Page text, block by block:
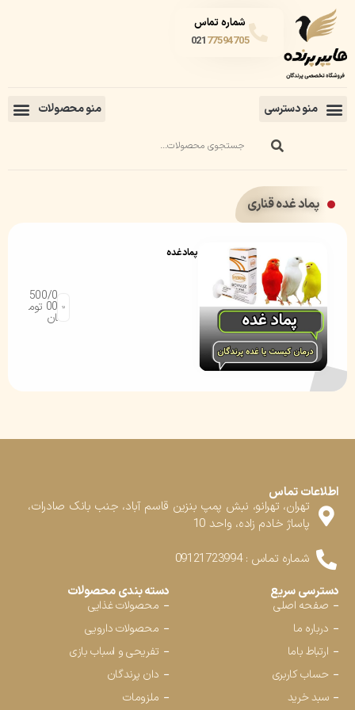
شماره تماس
02177594705
پماد غده قناری
پماد غده
500/0
00 توم
ان
اطلاعات تماس
تهران، تهرانو، نبش پمپ بنزین قاسم آباد، جنب بانک صادرات،
پاساژ خادم زاده، واحد 10
شماره تماس : 09121723994
دسترسی سریع
صفحه اصلی
درباره ما
ارتباط باما
حساب کاربری
سبد خرید
دسته بندی محصولات
محصولات غذایی
محصولات دارویی
تفریحی و اسباب بازی
دان پرندگان
ملزومات